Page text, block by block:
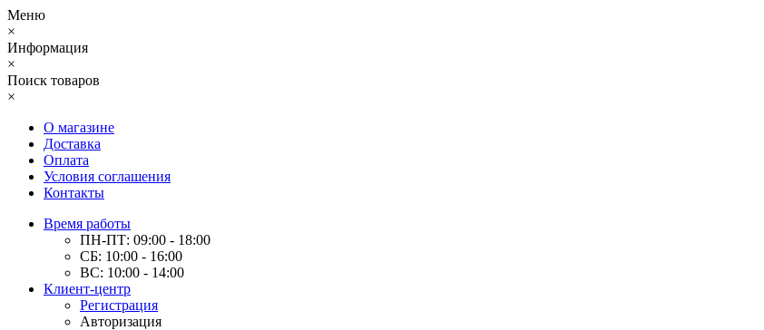
Меню
×
Информация
×
Поиск товаров
×
О магазине
Доставка
Оплата
Условия соглашения
Контакты
Время работы
ПН-ПТ: 09:00 - 18:00
СБ: 10:00 - 16:00
ВС: 10:00 - 14:00
Клиент-центр
Регистрация
Авторизация